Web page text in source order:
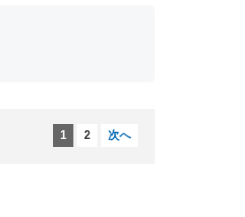
1 2 次へ